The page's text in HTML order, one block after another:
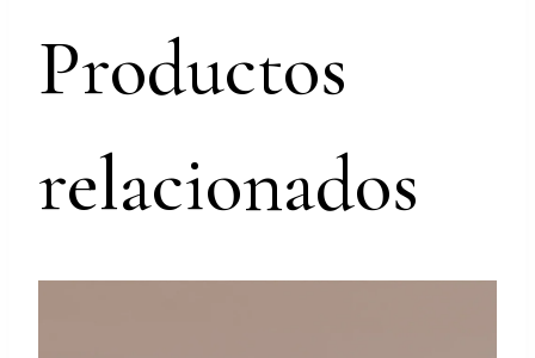
Productos
relacionados